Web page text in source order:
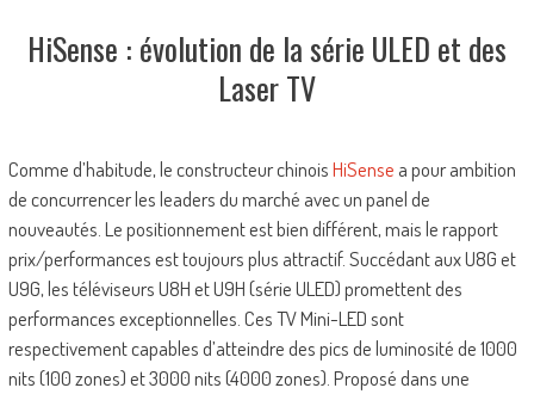
HiSense : évolution de la série ULED et des
Laser TV
Comme d’habitude, le constructeur chinoisHiSense a pour ambition
de concurrencer les leaders du marché avec un panel de
nouveautés. Le positionnement est bien différent, mais le rapport
prix/performances est toujours plus attractif. Succédant aux U8G et
U9G, les téléviseurs U8H et U9H (série ULED) promettent des
performances exceptionnelles. Ces TV Mini-LED sont
respectivement capables d’atteindre des pics de luminosité de 1000
nits (100 zones) et 3000 nits (4000 zones). Proposé dans une